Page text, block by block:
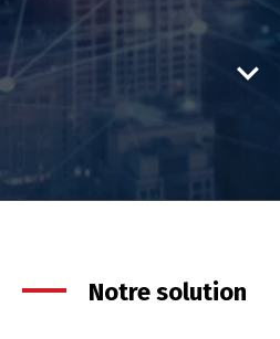
Notre solution